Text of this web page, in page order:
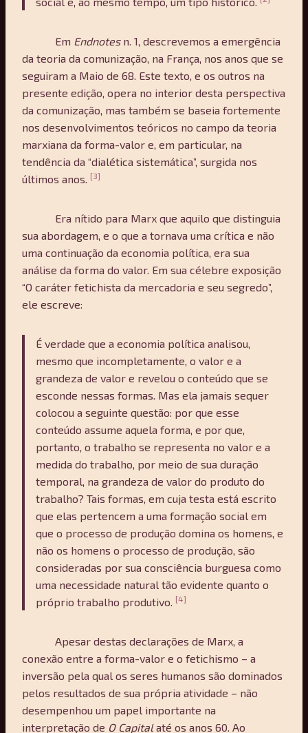
Em Endnotes n. 1, descrevemos a emergência
da teoria da comunização, na França, nos anos que se
seguiram a Maio de 68. Este texto, e os outros na
presente edição, opera no interior desta perspectiva
da comunização, mas também se baseia fortemente
nos desenvolvimentos teóricos no campo da teoria
marxiana da forma-valor e, em particular, na
tendência da “dialética sistemática”, surgida nos
últimos anos.
[3]
Era nítido para Marx que aquilo que distinguia
sua abordagem, e o que a tornava uma crítica e não
uma continuação da economia política, era sua
análise da forma do valor. Em sua célebre exposição
“O caráter fetichista da mercadoria e seu segredo”,
ele escreve:
É verdade que a economia política analisou,
mesmo que incompletamente, o valor e a
grandeza de valor e revelou o conteúdo que se
esconde nessas formas. Mas ela jamais sequer
colocou a seguinte questão: por que esse
conteúdo assume aquela forma, e por que,
portanto, o trabalho se representa no valor e a
medida do trabalho, por meio de sua duração
temporal, na grandeza de valor do produto do
trabalho? Tais formas, em cuja testa está escrito
que elas pertencem a uma formação social em
que o processo de produção domina os homens, e
não os homens o processo de produção, são
consideradas por sua consciência burguesa como
uma necessidade natural tão evidente quanto o
próprio trabalho produtivo.
[4]
Apesar destas declarações de Marx, a
conexão entre a forma-valor e o fetichismo – a
inversão pela qual os seres humanos são dominados
pelos resultados de sua própria atividade – não
desempenhou um papel importante na
interpretação de O Capitalaté os anos 60. Ao